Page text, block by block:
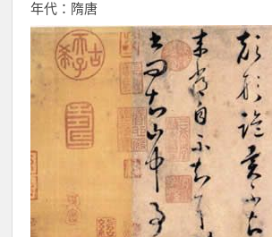
年代：隋唐